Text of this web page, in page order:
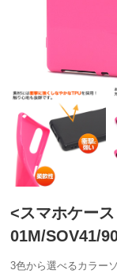
<スマホケー
01M/SOV41/
3色から選べるカラー